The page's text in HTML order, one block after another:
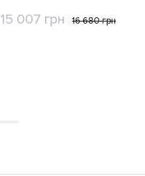
15 007 грн 16 680 грн